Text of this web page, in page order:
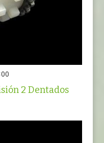
2 Dentados